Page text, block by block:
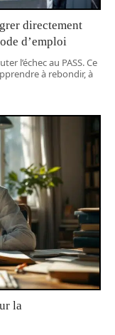
directement
d’emploi
l’échec au PASS. Ce
à rebondir, à
la